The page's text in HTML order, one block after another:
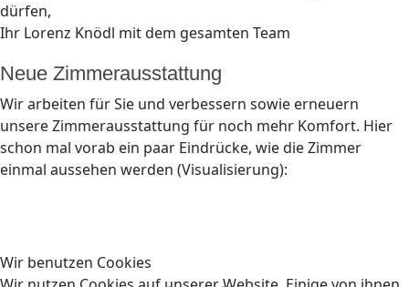
dürfen,
Ihr Lorenz Knödl mit dem gesamten Team
Neue Zimmerausstattung
Wir arbeiten für Sie und verbessern sowie erneuern
unsere Zimmerausstattung für noch mehr Komfort. Hier
schon mal vorab ein paar Eindrücke, wie die Zimmer
einmal aussehen werden (Visualisierung):
Wir benutzen Cookies